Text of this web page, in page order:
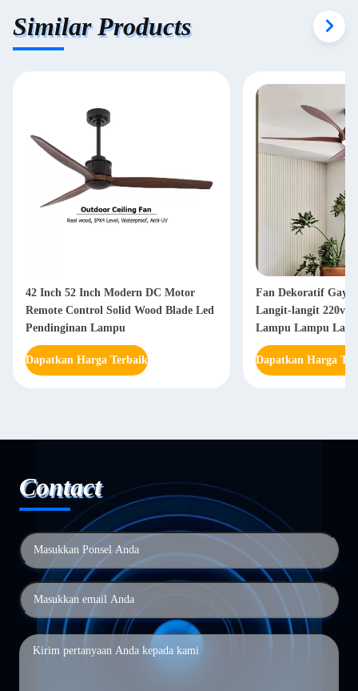
Similar Products
42 Inch 52 Inch Modern DC Motor
Remote Control Solid Wood Blade Led
Pendinginan Lampu
Dapatkan Harga Terbaik
Fan Dekoratif Gaya
Langit-langit 220v
Lampu Lampu
Dapatkan Harga
Contact